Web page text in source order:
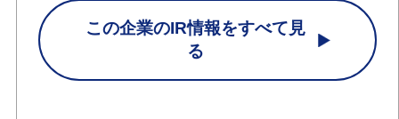
この企業のIR情報をすべて見
る